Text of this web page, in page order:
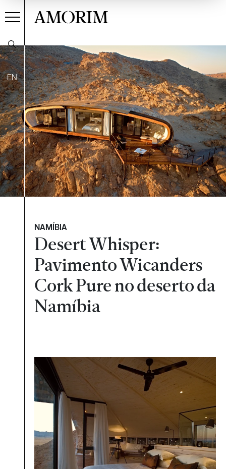
EN
AMORIM
NAMÍBIA
Desert Whisper:
Pavimento Wicanders
Cork Pure no deserto da
Namíbia